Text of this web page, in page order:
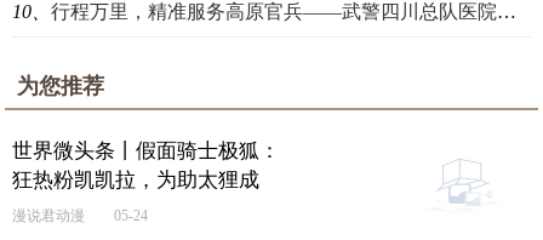
10、 行程万里，精准服务高原官兵——武警四川总队医院医疗队赴高原部队开展医疗服务纪实-滚动
为您推荐
世界微头条丨假面骑士极狐：
狂热粉凯凯拉，为助太狸成
长，唆使邪魔徒消灭花狸
漫说君动漫 05-24